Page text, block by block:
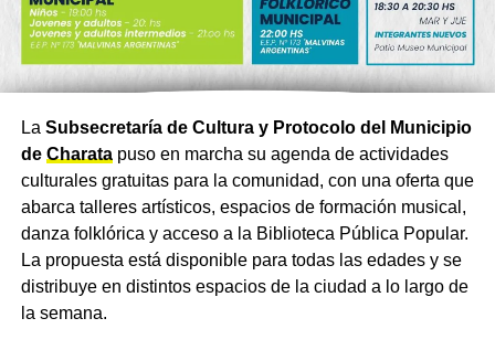
La Subsecretaría de Cultura y Protocolo del Municipio
de Charatapuso en marcha su agenda de actividades
culturales gratuitas para la comunidad, con una oferta que
abarca talleres artísticos, espacios de formación musical,
danza folklórica y acceso a la Biblioteca Pública Popular.
La propuesta está disponible para todas las edades y se
distribuye en distintos espacios de la ciudad a lo largo de
la semana.